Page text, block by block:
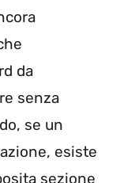
da
senza
se un
esiste
sezione